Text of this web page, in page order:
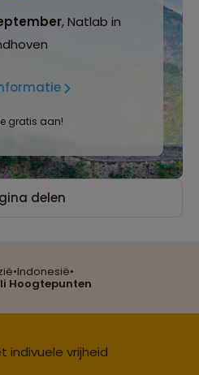
•Indonesië•
Hoogtepunten
, Natlab in
gratis aan!
delen
mens, cultuur en milieu
indivuele vrijheid